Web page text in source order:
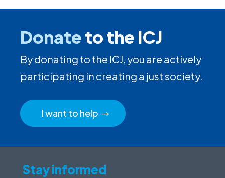
Donateto the ICJ
By donating to the ICJ, you are actively
participating in creating a just society.
I want to help
Stay informed